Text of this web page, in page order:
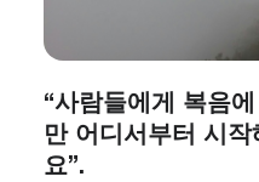
“사람들에게 복음
만 어디서부터 시
요”.